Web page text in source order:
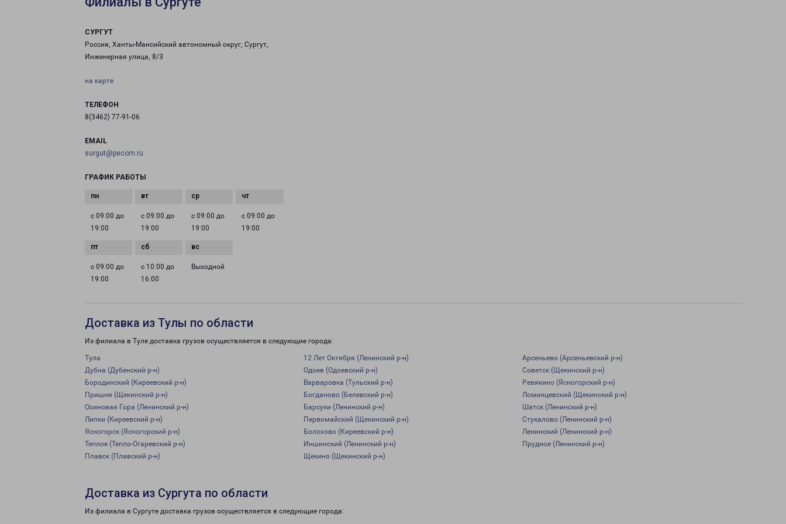
СУРГУТ
Россия, Ханты-Мансийский автономный округ, Сургут,
Инженерная улица, 8/3
на карте
ТЕЛЕФОН
8(3462) 77-91-06
EMAIL
surgut@pecom.ru
ГРАФИК РАБОТЫ
с 09:00 до
19:00
с 09:00 до
19:00
с 09:00 до
19:00
с 09:00 до
19:00
с 09:00 до
19:00
с 10:00 до
16:00
Выходной
Доставка из Тулы по области
Из филиала в Туле доставка грузов осуществляется в следующие города:
Тула 12 Лет Октября (Ленинский р-н)
Арсеньево (Арсеньевский р-н)
Дубна (Дубенский р-н)
Одоев (Одоевский р-н)
Советск (Щекинский р-н)
Бородинский (Киреевский р-н)
Варваровка (Тульский р-н)
Ревякино (Ясногорский р-н)
Пришня (Щекинский р-н)
Богданово (Белевский р-н)
Ломинцевский (Щекинский р-н)
Осиновая Гора (Ленинский р-н)
Барсуки (Ленинский р-н)
Шатск (Ленинский р-н)
Липки (Киреевский р-н)
Первомайский (Щекинский р-н)
Стукалово (Ленинский р-н)
Ясногорск (Ясногорский р-н)
Болохово (Киреевский р-н)
Ленинский (Ленинский р-н)
Теплое (Тепло-Огаревский р-н)
Иншинский (Ленинский р-н)
Прудное (Ленинский р-н)
Плавск (Плавский р-н)
Щекино (Щекинский р-н)
Доставка из Сургута по области
Из филиала в Сургуте доставка грузов осуществляется в следующие города: